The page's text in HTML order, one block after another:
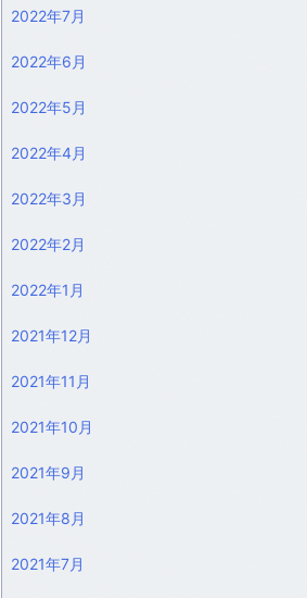
2022年7月
2022年6月
2022年5月
2022年4月
2022年3月
2022年2月
2022年1月
2021年12月
2021年11月
2021年10月
2021年9月
2021年8月
2021年7月